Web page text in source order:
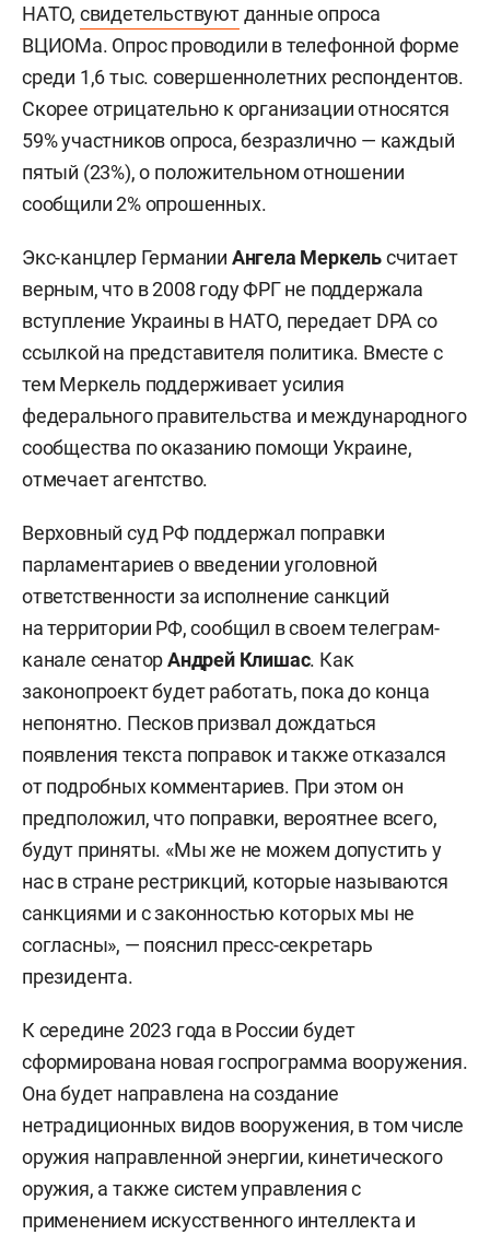
НАТО, свидетельствуютданные опроса
ВЦИОМа. Опрос проводили в телефонной форме
среди 1,6 тыс. совершеннолетних респондентов.
Скорее отрицательно к организации относятся
59% участников опроса, безразлично — каждый
пятый (23%), о положительном отношении
сообщили 2% опрошенных.
Экс-канцлер Германии Ангела Меркельсчитает
верным, что в 2008 году ФРГ не поддержала
вступление Украины в НАТО, передает DPA со
ссылкой на представителя политика. Вместе с
тем Меркель поддерживает усилия
федерального правительства и международного
сообщества по оказанию помощи Украине,
отмечает агентство.
Верховный суд РФ поддержал поправки
парламентариев о введении уголовной
ответственности за исполнение санкций
на территории РФ, сообщил в своем телеграм-
канале сенаторАндрей Клишас. Как
законопроект будет работать, пока до конца
непонятно. Песков призвал дождаться
появления текста поправок и также отказался
от подробных комментариев. При этом он
предположил, что поправки, вероятнее всего,
будут приняты. «Мы же не можем допустить у
нас в стране рестрикций, которые называются
санкциями и с законностью которых мы не
согласны», — пояснил пресс-секретарь
президента.
К середине 2023 года в России будет
сформирована новая госпрограмма вооружения.
Она будет направлена на создание
нетрадиционных видов вооружения, в том числе
оружия направленной энергии, кинетического
оружия, а также систем управления с
применением искусственного интеллекта и